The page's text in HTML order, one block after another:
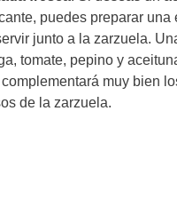
puedes preparar una
junto a la zarzuela.
tomate, pepino y
complementará muy bien
de la zarzuela.